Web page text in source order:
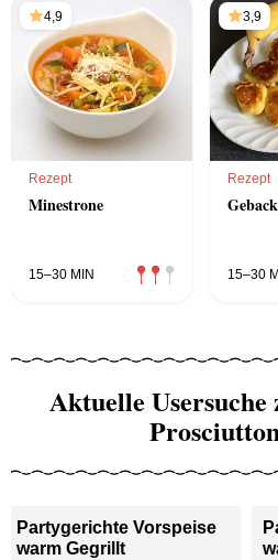
4,9
Rezept
Minestrone
15–30 MIN
3,9
Rezept
15–30
Aktuelle
Partygerichte Vorspeise
warm Gegrillt